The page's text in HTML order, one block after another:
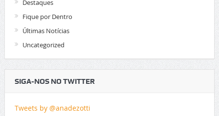
Destaques
Fique por Dentro
Últimas Notícias
Uncategorized
SIGA-NOS NO TWITTER
Tweets by @anadezotti